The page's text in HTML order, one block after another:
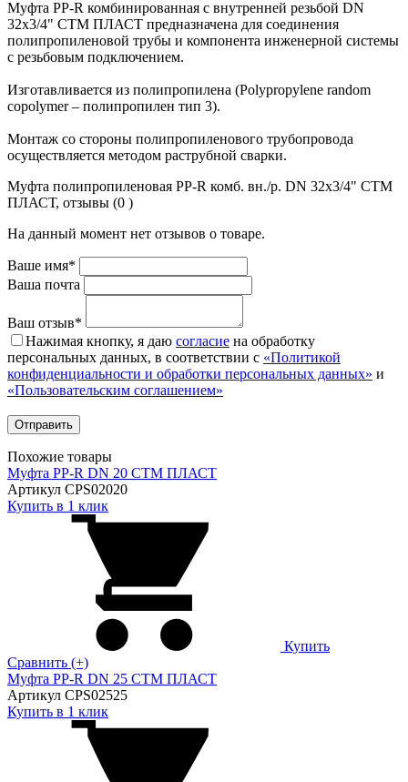
Муфта PP-R комбинированная с внутренней резьбой DN
32х3/4" СТМ ПЛАСТ предназначена для соединения
полипропиленовой трубы и компонента инженерной системы
с резьбовым подключением.
Изготавливается из полипропилена (Polypropylene random
copolymer – полипропилен тип 3).
Монтаж со стороны полипропиленового трубопровода
осуществляется методом раструбной сварки.
Муфта полипропиленовая PP-R комб. вн./р. DN 32х3/4" СТМ
ПЛАСТ, отзывы (0 )
На данный момент нет отзывов о товаре.
Ваше имя*
Ваша почта
Ваш отзыв*
Нажимая кнопку, я даю согласие на обработку
персональных данных, в соответствии с «Политикой
конфиденциальности и обработки персональных данных» и
«Пользовательским соглашением»
Похожие товары
Муфта PP-R DN 20 СТМ ПЛАСТ
Артикул CPS02020
Купить в 1 клик
Купить
Сравнить (+)
Муфта PP-R DN 25 СТМ ПЛАСТ
Артикул CPS02525
Купить в 1 клик